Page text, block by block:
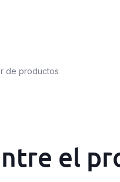
de productos
el